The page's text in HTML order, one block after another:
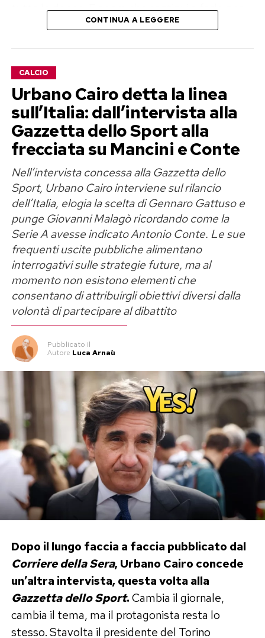
tutte le donne. E spero che continui a farlo per
molti anni ancora, perché significherà che
polemica estiva in una riflessione più ampia
sull’immagine femminile.
«Amo le mie curve e il corpo che mi
ha permesso di diventare madre»
Georgina Rodriguez è madre di sei figli e nel suo
messaggio ricorda proprio il ruolo della
maternità nel rapporto con il proprio corpo.
Spiega di voler trasmettere alle sue figlie un
principio semplice ma fondamentale: il valore di
una persona non può essere misurato
dall’aspetto fisico né dai giudizi di perfetti
sconosciuti.
«Amo le mie curve. Amo la libertà di vivere nel
corpo che scelgo. Nel corpo che mi sostiene, che
mi ha permesso di abbracciare, creare vita,
cadere e rialzarmi», scrive.
Per la showgirl, allenarsi non significa inseguire
un ideale estetico, ma prendersi cura della
salute fisica e mentale. «Mi alleno perché mi
rende felice. Perché mi appassiona. Mi dà salute,
serenità mentale, disciplina, energia e
benessere».
Il sostegno di Cristiano Ronaldo
Nel lungo sfogo trova spazio anche Cristiano
Ronaldo, che secondo il racconto di Georgina
l’ha aiutata a ridimensionare il peso dei
commenti comparsi sui social.
Dopo la diffusione delle fotografie in bikini, la
CONTINUA A LEGGERE
CALCIO
Urbano Cairo detta la linea
sull’Italia: dall’intervista alla
Gazzetta dello Sport alla
frecciata su Mancini e Conte
Nell’intervista concessa alla Gazzetta dello
Sport, Urbano Cairo interviene sul rilancio
dell’Italia, elogia la scelta di Gennaro Gattuso e
punge Giovanni Malagò ricordando come la
Serie A avesse indicato Antonio Conte. Le sue
frequenti uscite pubbliche alimentano
interrogativi sulle strategie future, ma al
momento non esistono elementi che
consentano di attribuirgli obiettivi diversi dalla
volontà di partecipare al dibattito
Pubblicato il
Autore Luca Arnaù
Dopo il lungo faccia a faccia pubblicato dal
Corriere della Sera, Urbano Cairo concede
un’altra intervista, questa volta alla
Gazzetta dello Sport.Cambia il giornale,
cambia il tema, ma il protagonista resta lo
stesso. Stavolta il presidente del Torino